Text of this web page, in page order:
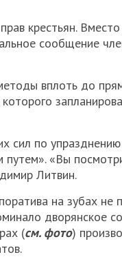
крестьян.
сообщение
вплоть до
сил по
«Вы
Литвин.
на зубах не
дворянское
(см. фото)